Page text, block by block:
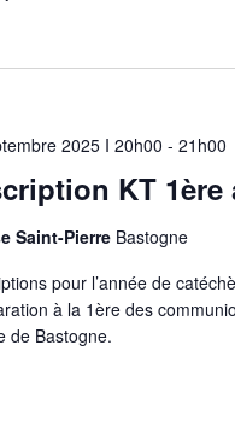
KT 1ère
2025 I 20h00 - 21h00
Saint-Pierre Bastogne
pour l’année de
à la 1ère des
de Bastogne.